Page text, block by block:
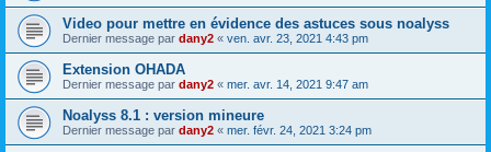
Video pour mettre en évidence des astuces sous noalyss
Dernier message par dany2 « ven. avr. 23, 2021 4:43 pm
Extension OHADA
Dernier message par dany2 « mer. avr. 14, 2021 9:47 am
Noalyss 8.1 : version mineure
Dernier message par dany2 « mer. févr. 24, 2021 3:24 pm